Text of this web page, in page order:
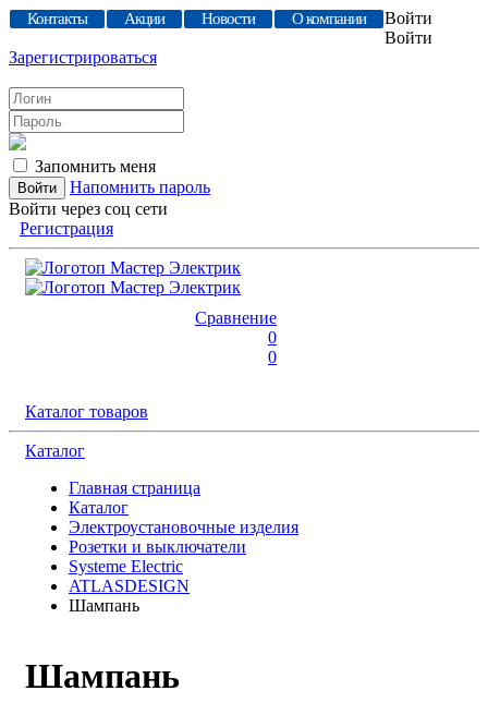
Контакты Акции Новости О компании
Войти
Войти
Зарегистрироваться
Запомнить меня
Напомнить пароль
Войти через соц сети
Регистрация
Сравнение
0
0
Каталог товаров
Каталог
Главная страница
Каталог
Электроустановочные изделия
Розетки и выключатели
Systeme Electric
ATLASDESIGN
Шампань
Шампань